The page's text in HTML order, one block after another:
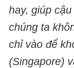
hay, giúp
chúng ta
chỉ vào để
(Singapore)